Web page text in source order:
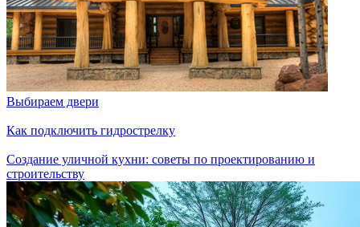
Выбираем двери
Как подключить гидрострелку
Создание уличной кухни: советы по проектированию и
строительству